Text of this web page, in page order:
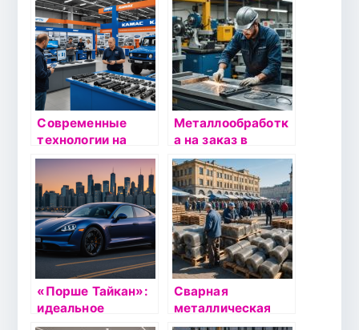
нужно знать
перед покупкой?
Надежность и
Качество от SANZ
Современные
технологии на
службе у
автомобильной
промышленности:
как KAMAZ
внедряет
инновации
Металлообработк
а на заказ в
Москве: Как
выбрать
надежного
партнера
«Порше Тайкан»:
идеальное
слияние спорта и
Сварная
металлическая
сетка в Харькове: